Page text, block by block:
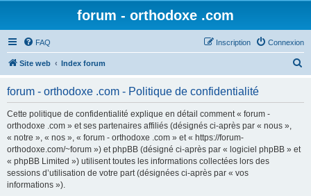
forum - orthodoxe .com
FAQ Connexion
Inscription
Site web Index forum
forum - orthodoxe .com - Politique de confidentialité
Cette politique de confidentialité explique en détail comment « forum -
orthodoxe .com » et ses partenaires affiliés (désignés ci-après par « nous »,
« notre », « nos », « forum - orthodoxe .com » et « https://forum-
orthodoxe.com/~forum ») et phpBB (désigné ci-après par « logiciel phpBB » et
« phpBB Limited ») utilisent toutes les informations collectées lors des
sessions d’utilisation de votre part (désignées ci-après par « vos
informations »).